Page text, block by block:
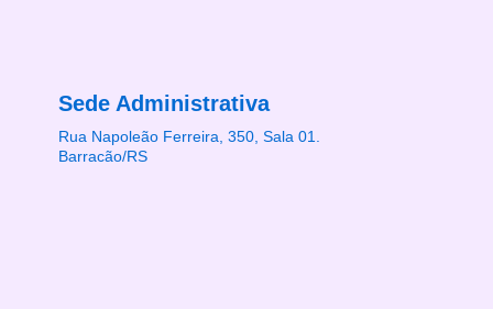
Sede Administrativa
Rua Napoleão Ferreira, 350, Sala 01.
Barracão/RS